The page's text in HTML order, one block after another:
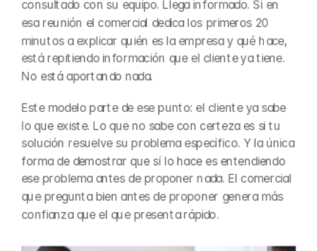
consultado con su equipo. Llega informado. Si en
esa reunión el comercial dedica los primeros 20
minutos a explicar quién es la empresa y qué hace,
está repitiendo información que el cliente ya tiene.
No está aportando nada.
Este modelo parte de ese punto: el cliente ya sabe
lo que existe. Lo que no sabe con certeza es si tu
solución resuelve su problema específico. Y la única
forma de demostrar que sí lo hace es entendiendo
ese problema antes de proponer nada. El comercial
que pregunta bien antes de proponer genera más
confianza que el que presenta rápido.